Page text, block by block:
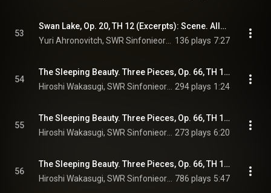
53
Swan Lake, Op. 20, TH 12 (Excerpts): Scene. Allegro agitato
136 plays 7:27
54
The Sleeping Beauty. Three Pieces, Op. 66, TH 13, Act 1: Variation de la Fée de Lilas. Allegro con moto
294 plays 1:24
55
The Sleeping Beauty. Three Pieces, Op. 66, TH 13, Act 2: Entr’acte. Andante sostenuto
273 plays 6:20
56
The Sleeping Beauty. Three Pieces, Op. 66, TH 13, Act 3: L’oiseau bleu. Pas-de-deux
786 plays 5:47